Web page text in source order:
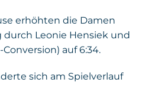
erhöhten die Damen
durch Leonie Hensiek und
auf 6:34.
sich am Spielverlauf